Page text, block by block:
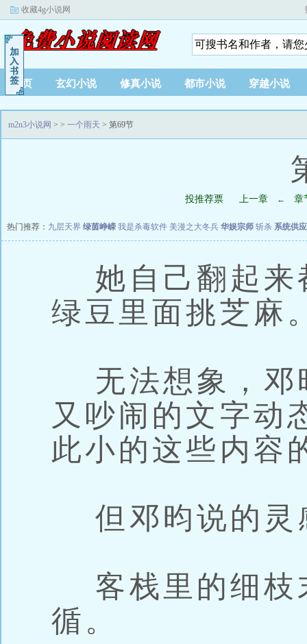
收藏4g小说网
首页 玄幻小说 修真小说 都市小说 穿越小说
m2n3小说网 > > 一个雨天 > 第69节
投推荐票 上一章 ← 章
热门推荐： 九层天界 绿茵峥嵘 我是杀毒软件 美漫之大冬兵 华娱宗师 斩杀 系统供
她自己翻起来
绿豆里面挑芝麻
无法想象，邓
又吵闹的文字动
此小的这些内容
但邓昀说的灵
客栈里的细枝
循。